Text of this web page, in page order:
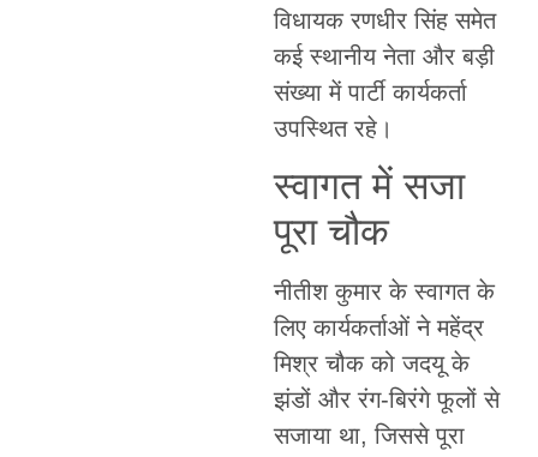
विधायक रणधीर सिंह समेत
कई स्थानीय नेता और बड़ी
संख्या में पार्टी कार्यकर्ता
उपस्थित रहे।
स्वागत में सजा
पूरा चौक
नीतीश कुमार के स्वागत के
लिए कार्यकर्ताओं ने महेंद्र
मिश्र चौक को जदयू के
झंडों और रंग-बिरंगे फूलों से
सजाया था, जिससे पूरा